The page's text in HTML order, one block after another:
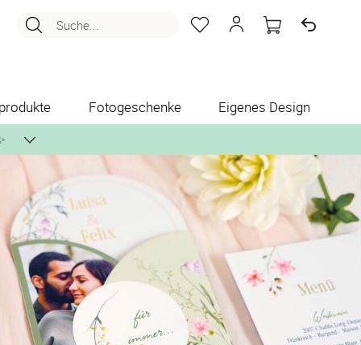
Suche...
Fotogeschenke Eigenes Design
per Post zusenden.